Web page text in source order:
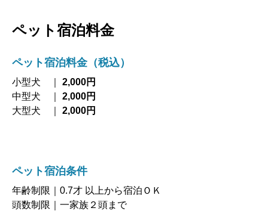
ペット宿泊料金
ペット宿泊料金（税込）
小型犬 ｜ 2,000円
中型犬 ｜ 2,000円
大型犬 ｜ 2,000円
ペット宿泊条件
年齢制限｜0.7才 以上から宿泊ＯＫ
頭数制限｜一家族２頭まで